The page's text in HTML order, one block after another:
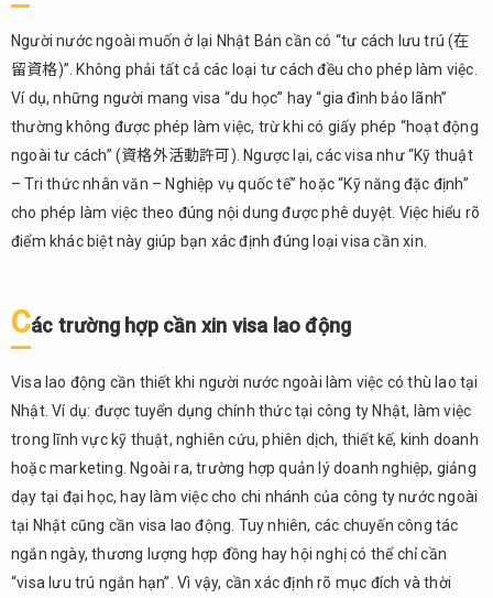
Các
loại
visa
lao
động
và
công
việc
tương
ứng
Kỹ
– Tri
thức
văn –
Nghiệp
vụ
quốc
Visa
Lao
Người nước ngoài muốn ở lại Nhật Bản cần có “tư cách lưu trú (在
留資格)”. Không phải tất cả các loại tư cách đều cho phép làm việc.
Ví dụ, những người mang visa “du học” hay “gia đình bảo lãnh”
thường không được phép làm việc, trừ khi có giấy phép “hoạt động
ngoài tư cách” (資格外活動許可). Ngược lại, các visa như “Kỹ thuật
– Tri thức nhân văn – Nghiệp vụ quốc tế” hoặc “Kỹ năng đặc định”
cho phép làm việc theo đúng nội dung được phê duyệt. Việc hiểu rõ
điểm khác biệt này giúp bạn xác định đúng loại visa cần xin.
Các trường hợp cần xin visa lao động
Visa lao động cần thiết khi người nước ngoài làm việc có thù lao tại
Nhật. Ví dụ: được tuyển dụng chính thức tại công ty Nhật, làm việc
trong lĩnh vực kỹ thuật, nghiên cứu, phiên dịch, thiết kế, kinh doanh
hoặc marketing. Ngoài ra, trường hợp quản lý doanh nghiệp, giảng
dạy tại đại học, hay làm việc cho chi nhánh của công ty nước ngoài
tại Nhật cũng cần visa lao động. Tuy nhiên, các chuyến công tác
ngắn ngày, thương lượng hợp đồng hay hội nghị có thể chỉ cần
“visa lưu trú ngắn hạn”. Vì vậy, cần xác định rõ mục đích và thời